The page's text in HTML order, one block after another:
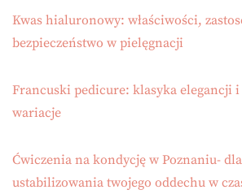
Kwas hialuronowy: właściwości,
bezpieczeństwo w pielęgnacji
Francuski pedicure: klasyka elegancji i
wariacje
Ćwiczenia na kondycję w Poznaniu- dla
ustabilizowania twojego oddechu w